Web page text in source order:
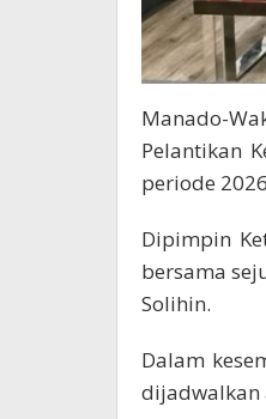
Manado-
Pelantikan
periode
Dipimpin
bersama
Solihin.
Dalam
dijadwalkan